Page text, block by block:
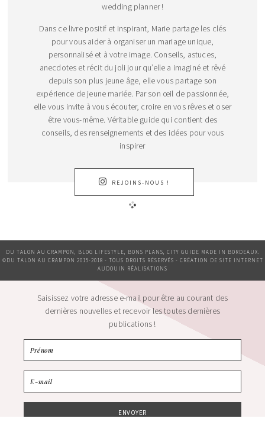
wedding planner !
Dans ce livre positif et inspirant, Marie partage les clés
pour vous aider à organiser un mariage unique,
personnalisé et à votre image. Conseils, astuces,
anecdotes et récit du joli jour qu’elle a imaginé et rêvé
depuis son plus jeune âge, elle vous partage son
expérience de jeune mariée. Par son œil de passionnée,
elle vous invite à vous écouter, croire en vos rêves et oser
être vous-même. Véritable guide qui contient des
conseils, des renseignements et des idées pour vous
inspirer
REJOINS-NOUS !
DU TALON AU CRAMPON, BLOG LIFESTYLE, BONS PLANS, CITY GUIDE MADE IN BORDEAUX.
©DU TALON AU CRAMPON 2015-2018 - TOUS DROITS RÉSERVÉS - CRÉATION DE SITE INTERNET
AUDOUIN RÉALISATIONS
Saisissez votre adresse e-mail pour être au courant des
dernières nouvelles et recevoir les toutes dernières
publications !